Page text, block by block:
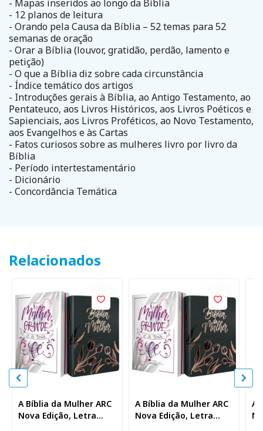
- Mapas inseridos ao longo da Bíblia
- 12 planos de leitura
- Orando pela Causa da Bíblia – 52 temas para 52
semanas de oração
- Orar a Bíblia (louvor, gratidão, perdão, lamento e
petição)
- O que a Bíblia diz sobre cada circunstância
- Índice temático dos artigos
- Introduções gerais à Bíblia, ao Antigo Testamento, ao
Pentateuco, aos Livros Históricos, aos Livros Poéticos e
Sapienciais, aos Livros Proféticos, ao Novo Testamento,
aos Evangelhos e às Cartas
- Fatos curiosos sobre as mulheres livro por livro da
Bíblia
- Período intertestamentário
- Dicionário
- Concordância Temática
Relacionados
A Bíblia da Mulher ARC
Nova Edição, Letra
A Bíblia da Mulher ARC
Nova Edição, Letra
A